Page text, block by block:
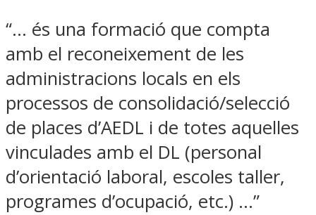
“… és una formació que compta
amb el reconeixement de les
administracions locals en els
processos de consolidació/selecció
de places d’AEDL i de totes aquelles
vinculades amb el DL (personal
d’orientació laboral, escoles taller,
programes d’ocupació, etc.) …”